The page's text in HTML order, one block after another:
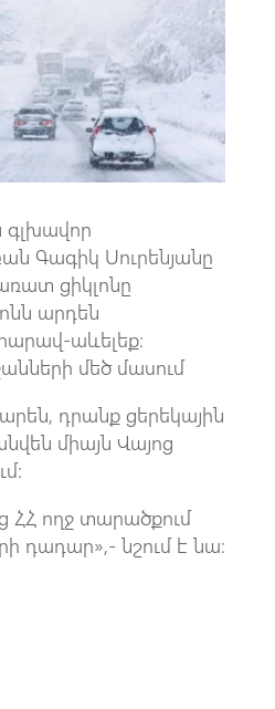
o
k
s
A
p
p
a
m
Գագիկ Սուրենյանը
ցիկլոնը
արդեն
աևելեք։
մեծ մասում
դրանք ցերեկային
միայն Վայոց
ՀՀ ողջ տարածքում
դադար»,- նշում է նա։